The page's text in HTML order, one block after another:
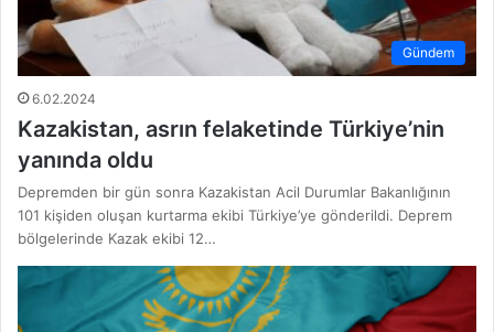
Gündem
6.02.2024
Kazakistan, asrın felaketinde Türkiye’nin
yanında oldu
Depremden bir gün sonra Kazakistan Acil Durumlar Bakanlığının
101 kişiden oluşan kurtarma ekibi Türkiye’ye gönderildi. Deprem
bölgelerinde Kazak ekibi 12…